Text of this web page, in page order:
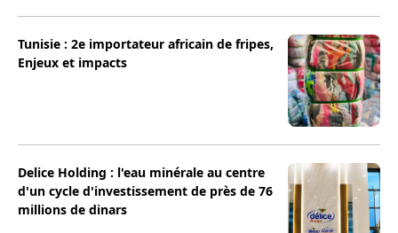
Tunisie : 2e importateur africain de fripes,
Enjeux et impacts
Delice Holding : l'eau minérale au centre
d'un cycle d'investissement de près de 76
millions de dinars